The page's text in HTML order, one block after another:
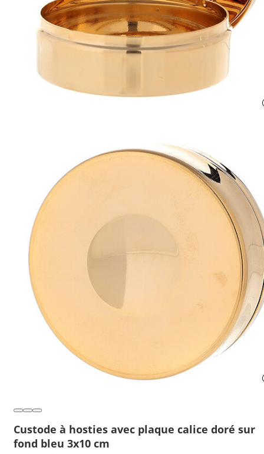
Custode à hosties avec plaque calice doré sur
fond bleu 3x10 cm